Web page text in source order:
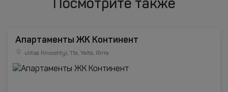
Посмотрите также
Апартаменты ЖК Континент
ulitsa Krivoshtyi, 11a, Yalta, Ялта